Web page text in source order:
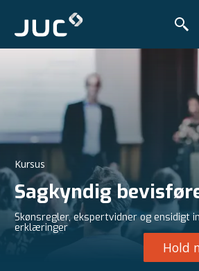
Kursus
Sagkyndig
Skønsregler, ekspertvidner og ensidigt
erklæringer
Hold